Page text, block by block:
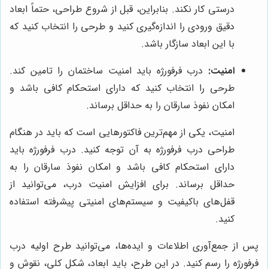
درستی کار نکند. بنابراین، قبل از شروع طراحی، حتماً ابعاد
دقیق ورودی را اندازه‌گیری کنید و طرحی را انتخاب کنید که
با این ابعاد سازگار باشد.
امنیت: درب فرفورژه باید امنیت ساختمان را تامین کند.
طرحی را انتخاب کنید که دارای استحکام کافی باشد و
امکان نفوذ سارقان را به حداقل برساند.
امنیت، یکی از مهم‌ترین فاکتورهایی است که باید در هنگام
طراحی درب فرفورژه به آن توجه کنید. درب فرفورژه باید
دارای استحکام کافی باشد و امکان نفوذ سارقان را به
حداقل برساند. برای افزایش امنیت درب، می‌توانید از
قفل‌های باکیفیت و سیستم‌های امنیتی پیشرفته استفاده
کنید.
پس از جمع‌آوری اطلاعات و ایده‌ها، می‌توانید طرح اولیه درب
فرفورژه را رسم کنید. در این طرح، باید ابعاد، شکل کلی، نقوش و